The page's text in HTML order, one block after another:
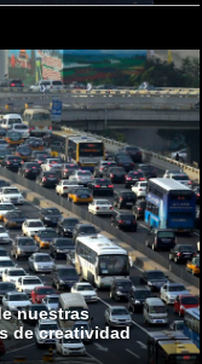
nuestras
de creatividad